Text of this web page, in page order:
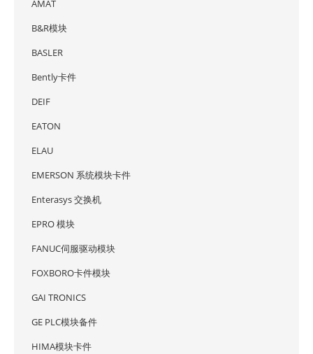
AMAT
B&R模块
BASLER
Bently卡件
DEIF
EATON
ELAU
EMERSON 系统模块卡件
Enterasys 交换机
EPRO 模块
FANUC伺服驱动模块
FOXBORO卡件模块
GAI TRONICS
GE PLC模块备件
HIMA模块卡件